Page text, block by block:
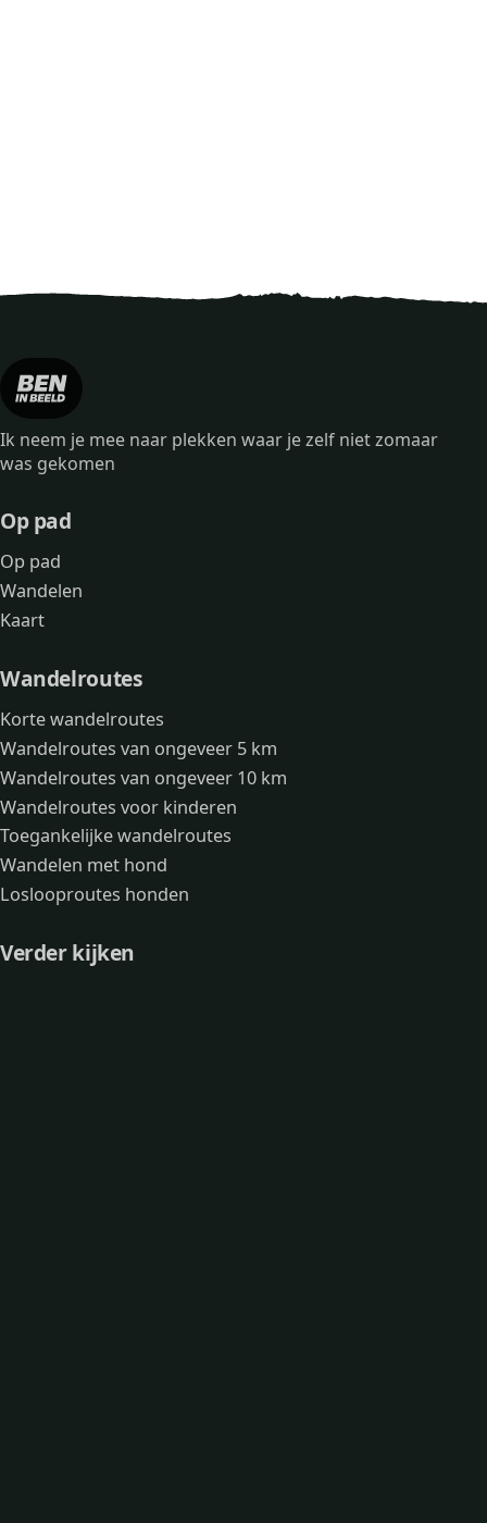
Ik neem je mee naar plekken waar je zelf niet zomaar
was gekomen
Op pad
Op pad
Wandelen
Kaart
Wandelroutes
Korte wandelroutes
Wandelroutes van ongeveer 5 km
Wandelroutes van ongeveer 10 km
Wandelroutes voor kinderen
Toegankelijke wandelroutes
Wandelen met hond
Loslooproutes honden
Verder kijken